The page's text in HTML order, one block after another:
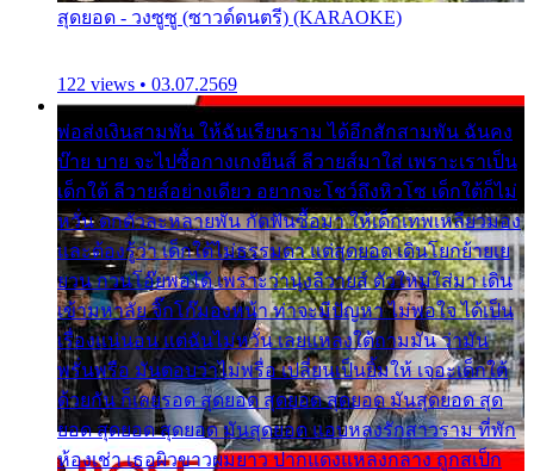
สุดยอด - วงซูซู (ซาวด์ดนตรี) (KARAOKE)
122 views • 03.07.2569
พ่อส่งเงินสามพัน ให้ฉันเรียนราม ได้อีกสักสามพัน ฉันคง
บ๊าย บาย จะไปซื้อกางเกงยีนส์ ลีวายส์มาใส่ เพราะเราเป็น
เด็กใต้ ลีวายส์อย่างเดียว อยากจะโชว์ถึงหิวโซ เด็กใต้ก็ไม่
หวั่น ตกตัวละหลายพัน กัดฟันซื้อมา ให้เด็กเทพเหลียวมอง
และต้องรู้ว่า เด็กใต้ไม่ธรรมดา แต่สุดยอด เดินโยกย้ายเย
ยวน กวนโอ๊ยพอได้ เพราะว่านุ่งลีวายส์ ตัวใหม่ใส่มา เดิน
เข้ามหาลัย จิ๊กโก๊มองหน้า ท่าจะมีปัญหา ไม่พอใจ ได้เป็น
เรื่องแน่นอน แต่ฉันไม่หวั่น เลยแหลงใต้ถามมัน ว่ามัน
พรั่นพรือ มันตอบว่าไม่พรื่อ เปลี่ยนเป็นยิ้มให้ เจอะเด็กใต้
ด้วยกัน ก็เลยรอด สุดยอด สุดยอด สุดยอด มันสุดยอด สุด
ยอด สุดยอด สุดยอด มันสุดยอด แอบหลงรักสาวราม ที่พัก
ห้องเช่า เธอผิวขาวผมยาว ปากแดงแหลงกลาง ถูกสเป็ก